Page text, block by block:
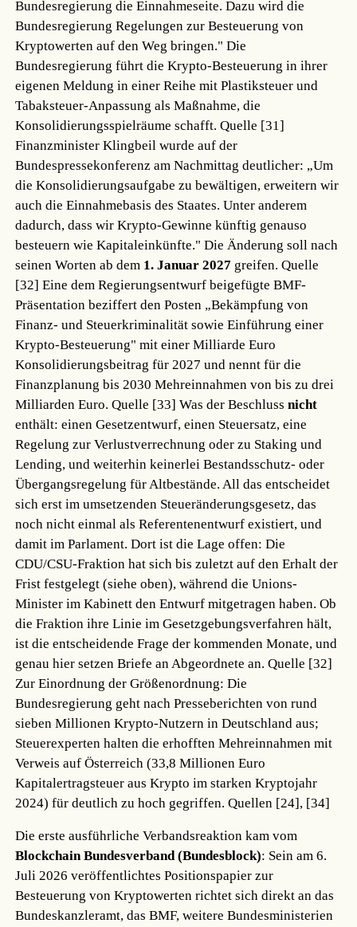
Bundesregierung die Einnahmeseite. Dazu wird die
Bundesregierung Regelungen zur Besteuerung von
Kryptowerten auf den Weg bringen." Die
Bundesregierung führt die Krypto-Besteuerung in ihrer
eigenen Meldung in einer Reihe mit Plastiksteuer und
Tabaksteuer-Anpassung als Maßnahme, die
Konsolidierungsspielräume schafft.Quelle [31]
Finanzminister Klingbeil wurde auf der
Bundespressekonferenz am Nachmittag deutlicher: „Um
die Konsolidierungsaufgabe zu bewältigen, erweitern wir
auch die Einnahmebasis des Staates. Unter anderem
dadurch, dass wir Krypto-Gewinne künftig genauso
besteuern wie Kapitaleinkünfte." Die Änderung soll nach
seinen Worten ab dem 1. Januar 2027 greifen.Quelle
[32] Eine dem Regierungsentwurf beigefügte BMF-
Präsentation beziffert den Posten „Bekämpfung von
Finanz- und Steuerkriminalität sowie Einführung einer
Krypto-Besteuerung" mit einer Milliarde Euro
Konsolidierungsbeitrag für 2027 und nennt für die
Finanzplanung bis 2030 Mehreinnahmen von bis zu drei
Milliarden Euro.Quelle [33] Was der Beschlussnicht
enthält: einen Gesetzentwurf, einen Steuersatz, eine
Regelung zur Verlustverrechnung oder zu Staking und
Lending, und weiterhin keinerlei Bestandsschutz- oder
Übergangsregelung für Altbestände. All das entscheidet
sich erst im umsetzenden Steueränderungsgesetz, das
noch nicht einmal als Referentenentwurf existiert, und
damit im Parlament. Dort ist die Lage offen: Die
CDU/CSU-Fraktion hat sich bis zuletzt auf den Erhalt der
Frist festgelegt (siehe oben), während die Unions-
Minister im Kabinett den Entwurf mitgetragen haben. Ob
die Fraktion ihre Linie im Gesetzgebungsverfahren hält,
ist die entscheidende Frage der kommenden Monate, und
genau hier setzen Briefe an Abgeordnete an.Quelle [32]
Zur Einordnung der Größenordnung: Die
Bundesregierung geht nach Presseberichten von rund
sieben Millionen Krypto-Nutzern in Deutschland aus;
Steuerexperten halten die erhofften Mehreinnahmen mit
Verweis auf Österreich (33,8 Millionen Euro
Kapitalertragsteuer aus Krypto im starken Kryptojahr
2024) für deutlich zu hoch gegriffen.Quellen [24], [34]
Die erste ausführliche Verbandsreaktion kam vom
Blockchain Bundesverband (Bundesblock): Sein am 6.
Juli 2026 veröffentlichtes Positionspapier zur
Besteuerung von Kryptowerten richtet sich direkt an das
Bundeskanzleramt, das BMF, weitere Bundesministerien